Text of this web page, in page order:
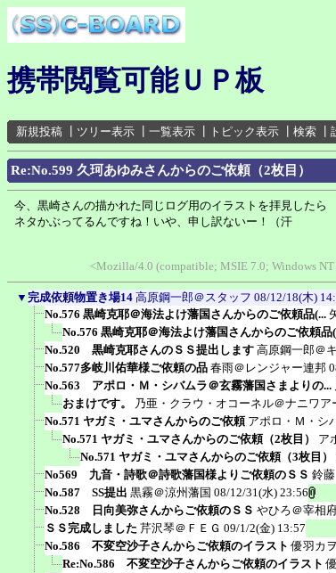
携帯閲覧可能ＵＰ板
新規投稿 ツリー表示 一覧表示 トピック表示 検索
Re:No.599 久珂あゆみさんからのご依頼（2枚目）
今、黒崎さんの描かれた同じログ用のイラストを拝見したら
ネタかぶってるんですね！いや、申し訳ないー！（汗
<Mozilla/4.0 (compatible; MSIE 7.0; Windows
▼ 完成依頼物置き場14 高原鋼一郎＠スタッフ 08/12/18(木)
No.576 黒崎克耶＠海法よけ藩国さんからのご依頼品(...
No.576 黒崎克耶＠海法よけ藩国さんからのご依頼品
No.520 黒崎克耶さんのＳＳ提出します 高原鋼一郎＠
No.577多岐川佑華様ご依頼の品 春雨＠レンジャー連邦
No.563 アポロ・Ｍ・シバムラ＠玄霧藩国さまよりの...
おまけです。
乃亜・クラウ・オコーネル＠ナニワア
No.571 ヤガミ・ユマさんからのご依頼 アポロ・Ｍ・シ
No.571 ヤガミ・ユマさんからのご依頼（2枚目）
ア
No.571 ヤガミ・ユマさんからのご依頼（3枚目）
No569 九音・詩歌＠詩歌藩国様よりご依頼のＳＳ 鈴
No.587 SS提出 黒霧＠涼州藩国 08/12/31(水) 23:56
No.528 日向美弥さんからご依頼のＳＳ やひろ＠宰相
ＳＳ完成しました 芹沢琴＠ＦＥＧ 09/1/2(金) 13:57
No.586 不変空沙子さんからご依頼のイラスト 優羽カ
Re:No.586 不変空沙子さんからご依頼のイラスト